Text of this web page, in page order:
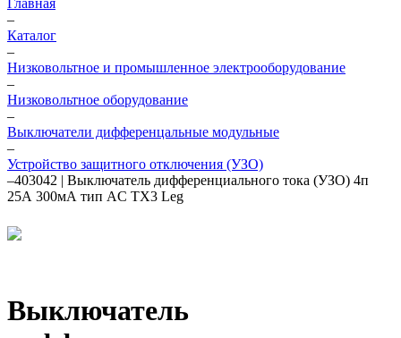
Главная
–
Каталог
–
Низковольтное и промышленное электрооборудование
–
Низковольтное оборудование
–
Выключатели дифференцальные модульные
–
Устройство защитного отключения (УЗО)
–403042 | Выключатель дифференциального тока (УЗО) 4п
25А 300мА тип AC TX3 Leg
Выключатель